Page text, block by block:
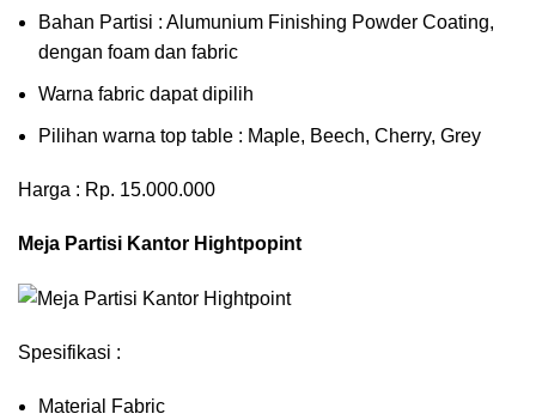
Bahan Partisi : Alumunium Finishing Powder Coating,
dengan foam dan fabric
Warna fabric dapat dipilih
Pilihan warna top table : Maple, Beech, Cherry, Grey
Harga : Rp. 15.000.000
Meja Partisi Kantor Hightpopint
Spesifikasi :
Material Fabric